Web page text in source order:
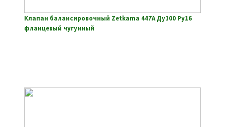
Клапан балансировочный Zetkama 447A Ду100 Ру16
фланцевый чугунный